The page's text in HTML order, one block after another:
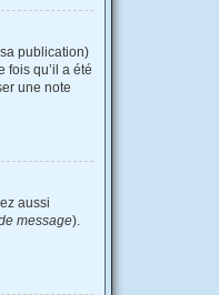
publication)
fois qu’il a été
une note
aussi
message).